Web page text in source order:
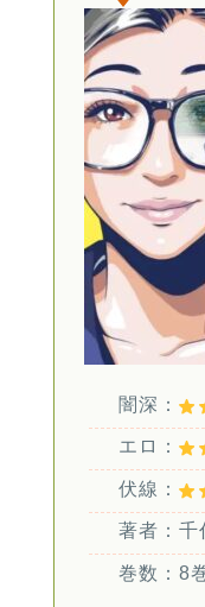
闇深：
エロ：
伏線：
著者：千
巻数：8